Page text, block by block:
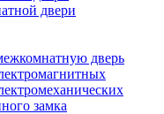
двери
дверь
замка